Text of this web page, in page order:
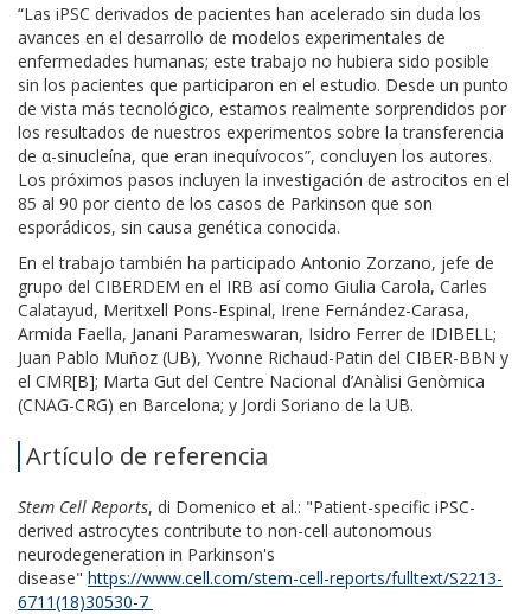
“Las iPSC derivados de pacientes han acelerado sin duda los
avances en el desarrollo de modelos experimentales de
enfermedades humanas; este trabajo no hubiera sido posible
sin los pacientes que participaron en el estudio. Desde un punto
de vista más tecnológico, estamos realmente sorprendidos por
los resultados de nuestros experimentos sobre la transferencia
de α-sinucleína, que eran inequívocos”, concluyen los autores.
Los próximos pasos incluyen la investigación de astrocitos en el
85 al 90 por ciento de los casos de Parkinson que son
esporádicos, sin causa genética conocida.
En el trabajo también ha participado Antonio Zorzano, jefe de
grupo del CIBERDEM en el IRB así como Giulia Carola, Carles
Calatayud, Meritxell Pons-Espinal, Irene Fernández-Carasa,
Armida Faella, Janani Parameswaran, Isidro Ferrer de IDIBELL;
Juan Pablo Muñoz (UB), Yvonne Richaud-Patin del CIBER-BBN y
el CMR[B]; Marta Gut del Centre Nacional d’Anàlisi Genòmica
(CNAG-CRG) en Barcelona; y Jordi Soriano de la UB.
Artículo de referencia
Stem Cell Reports, di Domenico et al.: "Patient-specific iPSC-
derived astrocytes contribute to non-cell autonomous
neurodegeneration in Parkinson's
disease" https://www.cell.com/stem-cell-reports/fulltext/S2213-
6711(18)30530-7